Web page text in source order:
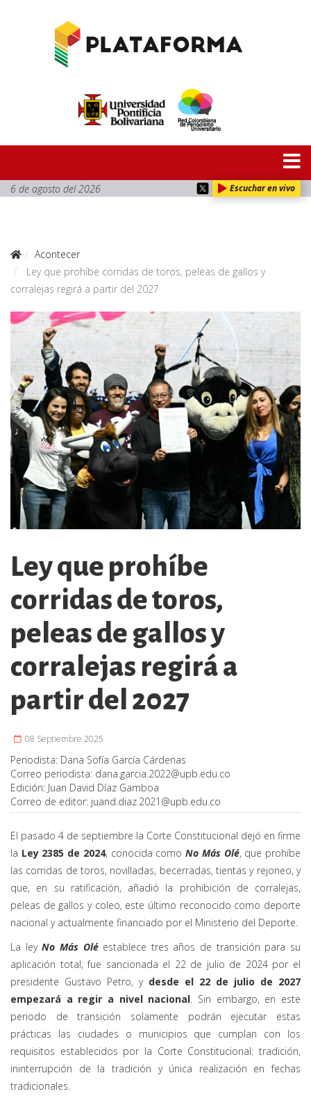
6 de agosto del 2026 Escuchar en vivo
Acontecer
Ley que prohíbe corridas de toros, peleas de gallos y
corralejas regirá a partir del 2027
Ley que prohíbe
corridas de toros,
peleas de gallos y
corralejas regirá a
partir del 2027
08 Septiembre 2025
Periodista: Dana Sofía García Cárdenas
Correo periodista: dana.garcia.2022@upb.edu.co
Edición: Juan David Díaz Gamboa
Correo de editor: juand.diaz.2021@upb.edu.co
El pasado 4 de septiembre la Corte Constitucional dejó en firme
la Ley 2385 de 2024, conocida comoNo Más Olé, que prohíbe
las corridas de toros, novilladas, becerradas, tientas y rejoneo, y
que, en su ratificación, añadió la prohibición de corralejas,
peleas de gallos y coleo, este último reconocido como deporte
nacional y actualmente financiado por el Ministerio del Deporte.
La leyNo Más Oléestablece tres años de transición para su
aplicación total; fue sancionada el 22 de julio de 2024 por el
presidente Gustavo Petro, y desde el 22 de julio de 2027
empezará a regir a nivel nacional. Sin embargo, en este
periodo de transición solamente podrán ejecutar estas
prácticas las ciudades o municipios que cumplan con los
requisitos establecidos por la Corte Constitucional: tradición,
ininterrupción de la tradición y única realización en fechas
tradicionales.